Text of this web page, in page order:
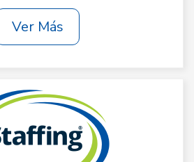
Ver Más